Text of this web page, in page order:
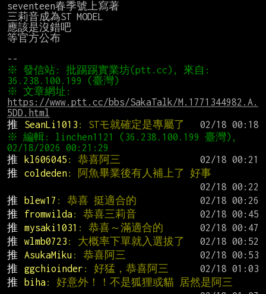
seventeen春季號上寫著
三莉音成為ST MODEL
應該是沒錯吧
等官方公布
※ 發信站: 批踢踢實業坊(ptt.cc), 來自:
https://www.ptt.cc/bbs/SakaTalk/M.1771344982.A.
5DD.html
推
SeanLi1013 : STモ就確定是專屬了
※ 編輯: linchen1121 (36.238.100.199 臺灣),
推
kl606045 : 恭喜阿三
推
coldeden: 阿魚畢業後有人補上了 好事
推
blew17 : 恭喜 挺適合的
推
fromwilda: 恭喜三莉音
推
mysaki1031 : 恭喜～滿適合的
推
wlmb0723 : 大概率下單就入選拔了
推
AsukaMiku : 恭喜阿三
推
ggchioinder : 好猛，恭喜阿三
推
biha: 好意外！！不是狐狸或貓 居然是阿三